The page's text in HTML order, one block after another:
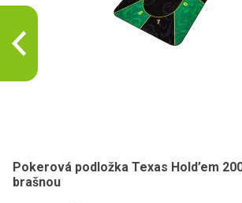
Pokerová podložka Texas Hold’em
brašnou